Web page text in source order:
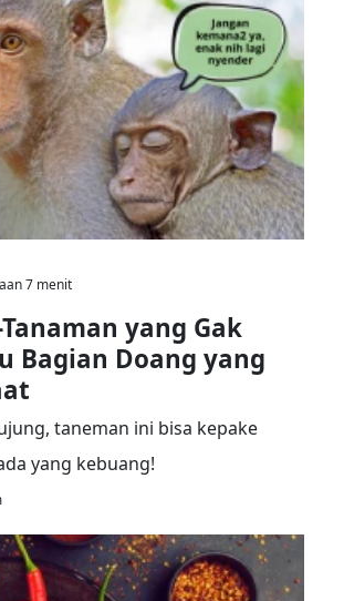
7 menit
yang Gak
Bagian Doang yang
taneman ini bisa kepake
yang kebuang!